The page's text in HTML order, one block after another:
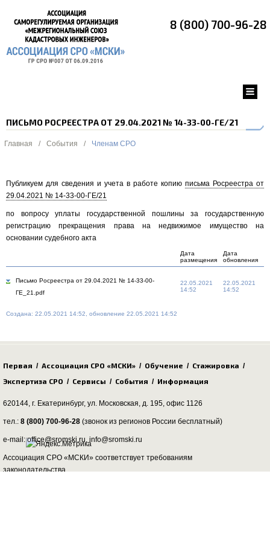
8 (800) 700-96-28
ПИСЬМО РОСРЕЕСТРА ОТ 29.04.2021 № 14-33-00-ГЕ/21
Главная / События / Членам СРО
Публикуем для сведения и учета в работе копию письма Росреестра от
29.04.2021 № 14-33-00-ГЕ/21
по вопросу уплаты государственной пошлины за государственную
регистрацию прекращения права на недвижимое имущество на
основании судебного акта
Дата
размещения
Дата
обновления
Письмо Росреестра от 29.04.2021 № 14-33-00-
ГЕ_21.pdf
22.05.2021
14:52
22.05.2021
14:52
Создана: 22.05.2021 14:52, обновление 22.05.2021 14:52
Первая / Ассоциация СРО «МСКИ» / Обучение / Стажировка /
Экспертиза СРО / Сервисы / События / Информация
620144, г. Екатеринбург, ул. Московская, д. 195, офис 1126
тел.: 8 (800) 700-96-28 (звонок из регионов России бесплатный)
e-mail: office@sromski.ru, info@sromski.ru
Ассоциация СРО «МСКИ» соответствует требованиям
законодательства